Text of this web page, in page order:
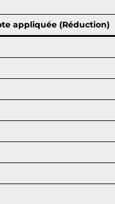
appliquée (Réduction)